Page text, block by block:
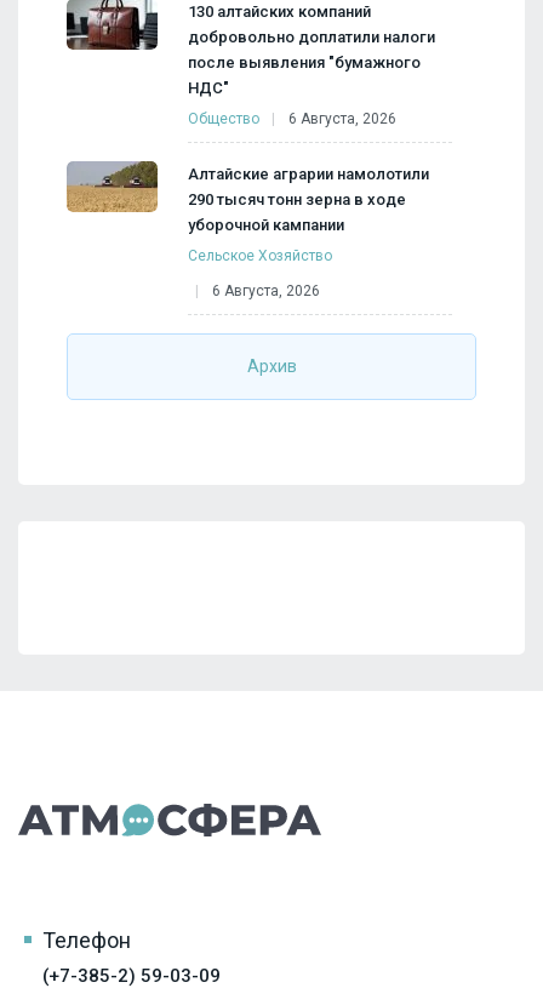
130 алтайских компаний
добровольно доплатили налоги
после выявления "бумажного
НДС"
Общество 6 Августа, 2026
Алтайские аграрии намолотили
290 тысяч тонн зерна в ходе
уборочной кампании
Сельское Хозяйство
6 Августа, 2026
Архив
Телефон
(+7-385-2) 59-03-09